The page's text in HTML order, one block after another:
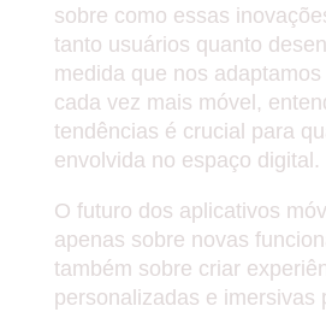
sobre como essas
tanto usuários quanto
medida que nos
cada vez mais móvel,
tendências é crucial para
envolvida no espaço digital.
O futuro dos aplicativos
apenas sobre novas
também sobre criar
personalizadas e imersivas